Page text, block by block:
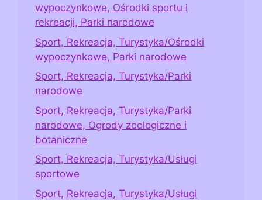
wypoczynkowe, Ośrodki sportu i
rekreacji, Parki narodowe
Sport, Rekreacja, Turystyka/Ośrodki
wypoczynkowe, Parki narodowe
Sport, Rekreacja, Turystyka/Parki
narodowe
Sport, Rekreacja, Turystyka/Parki
narodowe, Ogrody zoologiczne i
botaniczne
Sport, Rekreacja, Turystyka/Usługi
sportowe
Sport, Rekreacja, Turystyka/Usługi